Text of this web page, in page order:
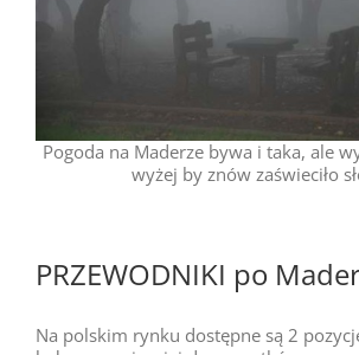
Pogoda na Maderze bywa i taka, ale
wyżej by znów zaświeciło
PRZEWODNIKI po
Na polskim rynku dostępne są 2